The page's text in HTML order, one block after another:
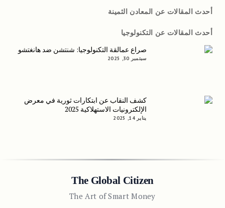
أحدث المقالات عن المعادن الثمينة
أحدث المقالات عن التكنولوجيا
صراع عمالقة التكنولوجيا: شنتشن ضد هانغتشو
سبتمبر 30, 2025
كشف النقاب عن ابتكارات ثورية في معرض
الإلكترونيات الاستهلاكية 2025
يناير 14, 2025
The Global Citizen
The Art of Smart Money